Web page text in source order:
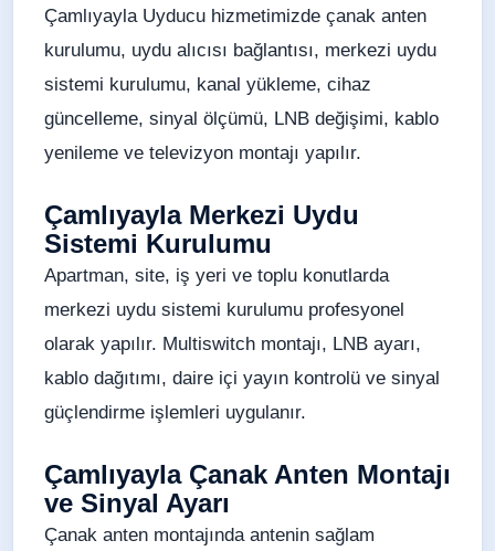
Çamlıyayla Uyducu hizmetimizde çanak anten
kurulumu, uydu alıcısı bağlantısı, merkezi uydu
sistemi kurulumu, kanal yükleme, cihaz
güncelleme, sinyal ölçümü, LNB değişimi, kablo
yenileme ve televizyon montajı yapılır.
Çamlıyayla Merkezi Uydu
Sistemi Kurulumu
Apartman, site, iş yeri ve toplu konutlarda
merkezi uydu sistemi kurulumu profesyonel
olarak yapılır. Multiswitch montajı, LNB ayarı,
kablo dağıtımı, daire içi yayın kontrolü ve sinyal
güçlendirme işlemleri uygulanır.
Çamlıyayla Çanak Anten Montajı
ve Sinyal Ayarı
Çanak anten montajında antenin sağlam